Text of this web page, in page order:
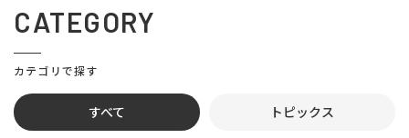
CATEGORY
カテゴリで探す
すべて トピックス